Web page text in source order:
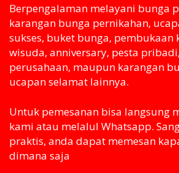
Berpengalaman melayani bunga
karangan bunga pernikahan,
sukses, buket bunga, pembukaan
wisuda, anniversary, pesta
perusahaan, maupun karangan
ucapan selamat lainnya.
Untuk pemesanan bisa langsung
kami atau melaluI Whatsapp.
praktis, anda dapat memesan
dimana saja